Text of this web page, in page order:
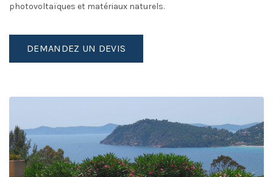
photovoltaïques et matériaux naturels.
DEMANDEZ UN DEVIS